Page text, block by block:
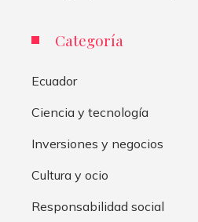
Categoría
Ecuador
Ciencia y tecnología
Inversiones y negocios
Cultura y ocio
Responsabilidad social